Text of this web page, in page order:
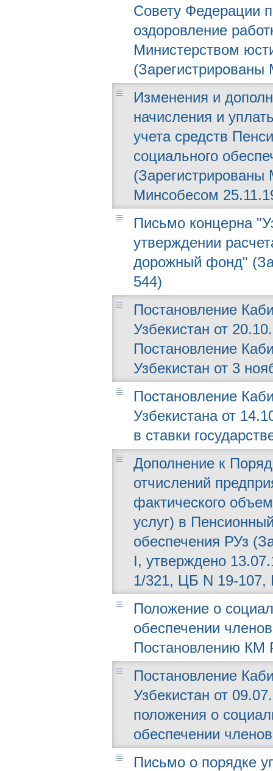
Совету Федерации
оздоровление
Министерством
Изменения и
начисления и
учета средств
социального
Минсобесом
Письмо концерна
утверждении
дорожный фонд"
544)
Постановление
Узбекистан от
Постановление
Узбекистан от 3
Постановление
Узбекистана от
в ставки
Дополнение к
отчислений
фактического
услуг) в
обеспечения РУз
I, утверждено
1/321, ЦБ N 19-107,
Положение о
обеспечении
Постановлению КМ
Постановление
Узбекистан от
положения о
обеспечении
Письмо о порядке